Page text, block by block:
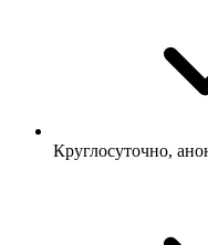
Круглосуточно,